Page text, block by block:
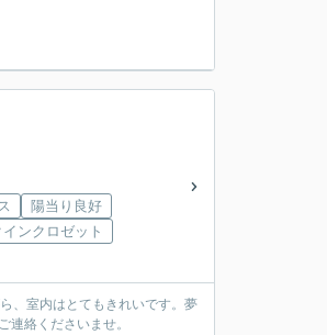
陽当り良好
ンクロゼット
、室内はとてもきれいです。夢
絡くださいませ。